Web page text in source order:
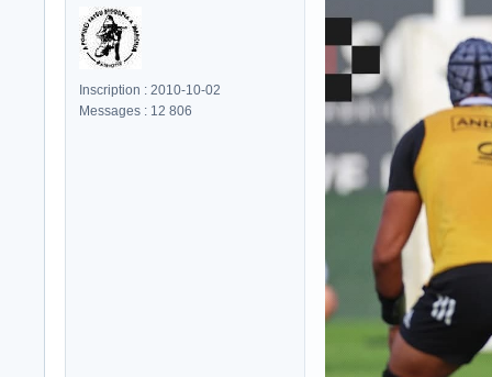
Inscription : 2010-10-02
Messages : 12 806